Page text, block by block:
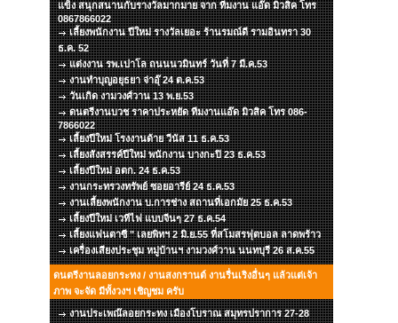
แข็ง สนุกสนานกับรางวัลมากมาย จาก ทีมงาน แอ๊ด มิวสิค โทร
0867866022
เลี้ยงพนักงาน ปีใหม่ รางวัลเยอะ ร้านรมณ์ดี รามอินทรา 30
ธ.ค. 52
แต่งงาน รพ.เปาโล ถนนนวมินทร์ วันที่ 7 มี.ค.53
งานทำบุญอยุธยา จ่าอุ๊ 24 ต.ค.53
วันเกิด งามวงศ์วาน 13 พ.ย.53
ดนตรีงานบวช ราคาประหยัด ทีมงานแอ๊ด มิวสิค โทร 086-
7866022
เลี้ยงปีใหม่ โรงงานด้าย วีนัส 11 ธ.ค.53
เลี้ยงสังสรรค์ปีใหม่ พนักงาน บางกะปิ 23 ธ.ค.53
เลี้ยงปีใหม่ อตก. 24 ธ.ค.53
งานกระทรวงทรัพย์ ซอยอารีย์ 24 ธ.ค.53
งานเลี้ยงพนักงาน บ.การช่าง สถานที่เอกมัย 25 ธ.ค.53
เลี้ยงปีใหม่ เวทีไฟ แบบจีนๆ 27 ธ.ค.54
เลี้ยงแฟนตาซี " เลยพิทฯ 2 มิ.ย.55 ที่สโมสรฟุตบอล ลาดพร้าว
เครื่องเสียงประชุม หมู่บ้านฯ งามวงศ์วาน นนทบุรี 26 ส.ค.55
ดนตรีงานลอยกระทง / งานสงกรานต์ งานรื่นเริงอื่นๆ แล้วแต่เจ้า
ภาพ จะจัด มีทั้งวงฯ เชิญชม ครับ
งานประเพณ๊ลอยกระทง เมืองโบราณ สมุทรปราการ 27-28